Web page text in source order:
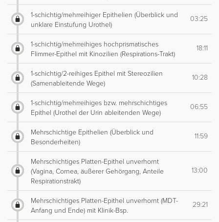
1-schichtig/mehrreihiger Epithelien (Überblick und
unklare Einstufung Urothel)
03:25
1-schichtig/mehrreihiges hochprismatisches
Flimmer-Epithel mit Kinozilien (Respirations-Trakt)
18:11
1-schichtig/2-reihiges Epithel mit Stereozilien
(Samenableitende Wege)
10:28
1-schichtig/mehrreihiges bzw. mehrschichtiges
Epithel (Urothel der Urin ableitenden Wege)
06:55
Mehrschichtige Epithelien (Überblick und
Besonderheiten)
11:59
Mehrschichtiges Platten-Epithel unverhornt
(Vagina, Cornea, äußerer Gehörgang, Anteile
Respirationstrakt)
13:00
Mehrschichtiges Platten-Epithel unverhornt (MDT-
Anfang und Ende) mit Klinik-Bsp.
29:21